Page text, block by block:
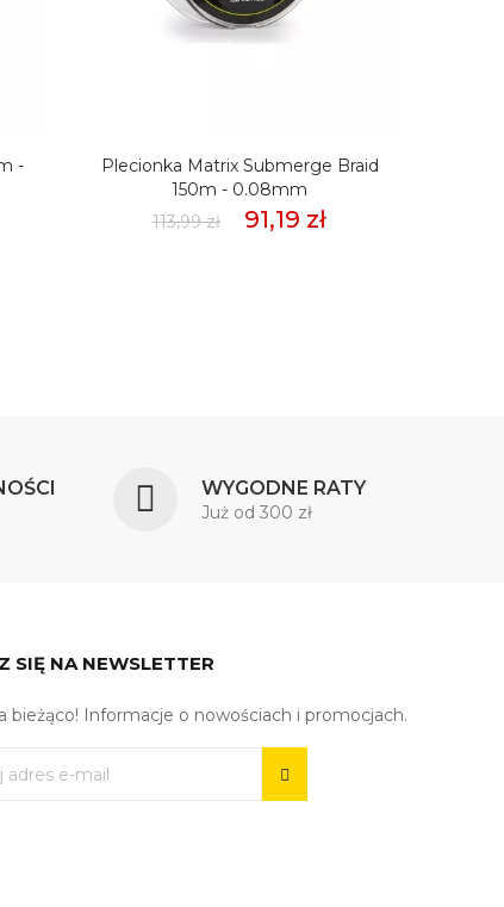
-
Plecionka Matrix Submerge Braid
150m - 0.08mm
113,99 zł
91,19 zł
WYGODNE RATY
Już od 300 zł
SIĘ NA NEWSLETTER
bieżąco! Informacje o nowościach i promocjach.